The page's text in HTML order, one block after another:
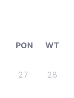
PON WT
27 28